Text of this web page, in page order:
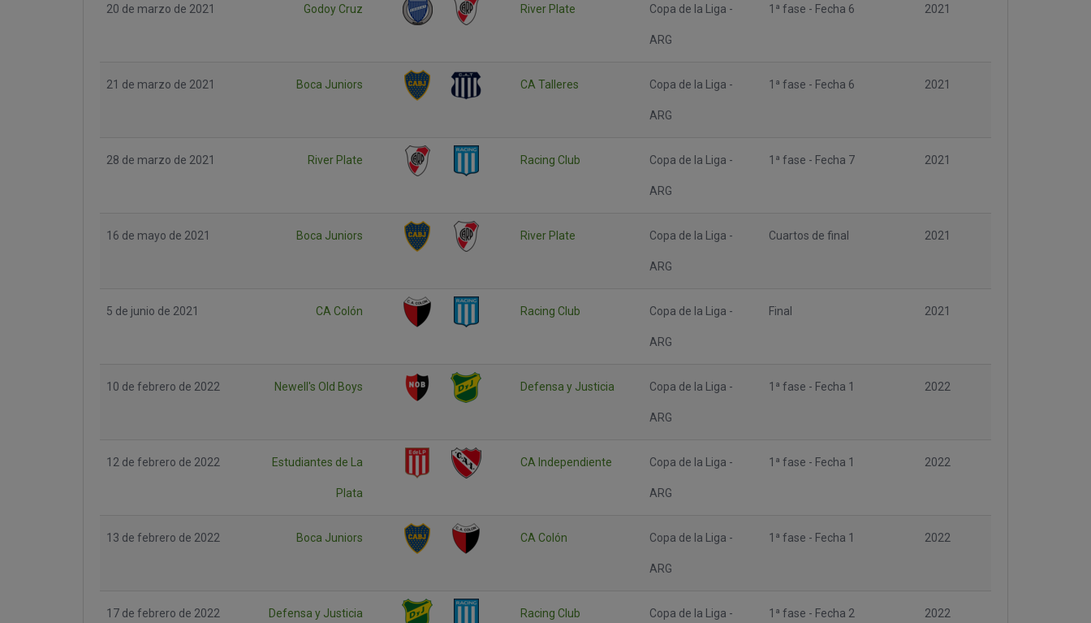
20 de marzo de 2021 Godoy Cruz River Plate Copa de la Liga -
ARG
1ª fase - Fecha 6 2021
21 de marzo de 2021 Boca Juniors CA Talleres Copa de la Liga -
ARG
1ª fase - Fecha 6 2021
28 de marzo de 2021 River Plate Racing Club Copa de la Liga -
ARG
1ª fase - Fecha 7 2021
16 de mayo de 2021 Boca Juniors River Plate Copa de la Liga -
ARG
Cuartos de final 2021
5 de junio de 2021 CA Colón Racing Club Copa de la Liga -
ARG
Final 2021
10 de febrero de 2022 Newell's Old Boys Defensa y Justicia Copa de la Liga -
ARG
1ª fase - Fecha 1 2022
12 de febrero de 2022 Estudiantes de La
Plata
CA Independiente Copa de la Liga -
ARG
1ª fase - Fecha 1 2022
13 de febrero de 2022 Boca Juniors CA Colón Copa de la Liga -
ARG
1ª fase - Fecha 1 2022
17 de febrero de 2022 Defensa y Justicia Racing Club Copa de la Liga - 1ª fase - Fecha 2 2022